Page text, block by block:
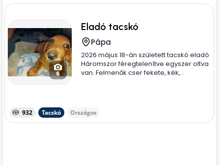
6
Eladó tacskó
Pápa
2026 május 18-án született tacskó eladó
Háromszor féregtelenítve egyszer oltva
van. Felmenők cser fekete, kék,...
932 Tacskó Országos